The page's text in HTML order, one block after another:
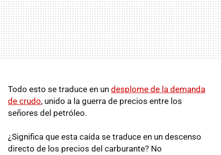
Todo esto se traduce en un desplome de la demanda
de crudo, unido a la guerra de precios entre los
señores del petróleo.
¿Significa que esta caída se traduce en un descenso
directo de los precios del carburante? No